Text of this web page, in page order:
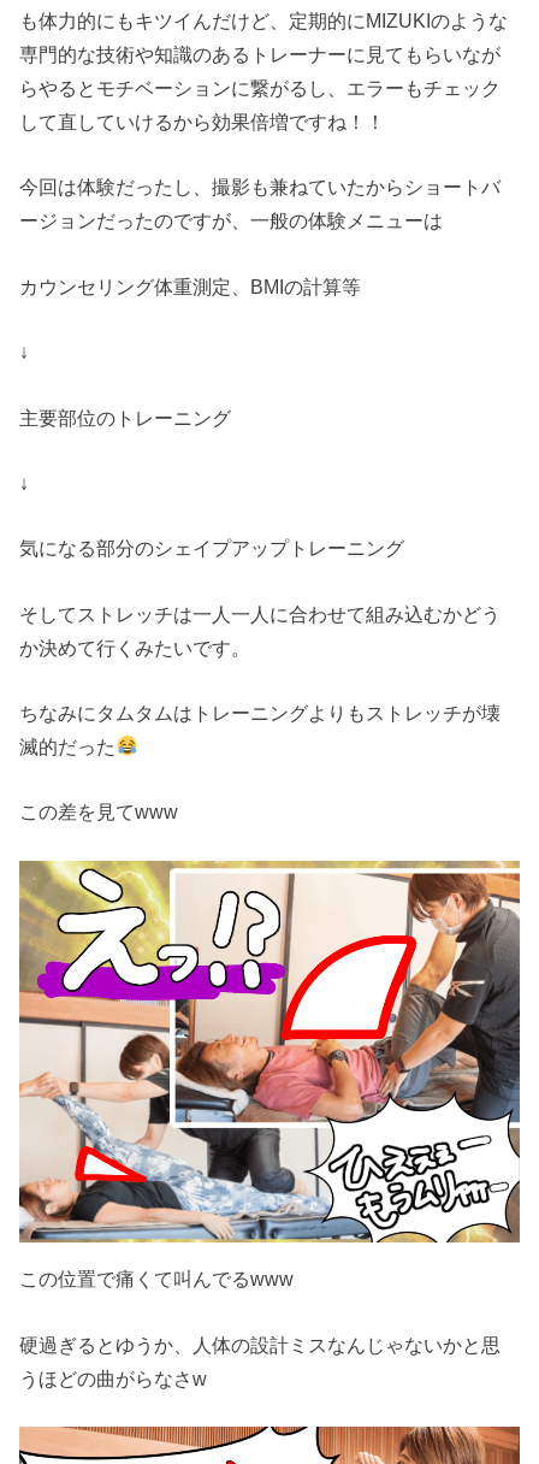
も体力的にもキツイんだけど、定期的にMIZUKIのような
専門的な技術や知識のあるトレーナーに見てもらいなが
らやるとモチベーションに繋がるし、エラーもチェック
して直していけるから効果倍増ですね！！
今回は体験だったし、撮影も兼ねていたからショートバ
ージョンだったのですが、一般の体験メニューは
カウンセリング体重測定、BMIの計算等
↓
主要部位のトレーニング
↓
気になる部分のシェイプアップトレーニング
そしてストレッチは一人一人に合わせて組み込むかどう
か決めて行くみたいです。
ちなみにタムタムはトレーニングよりもストレッチが壊
滅的だった
この差を見てwww
この位置で痛くて叫んでるwww
硬過ぎるとゆうか、人体の設計ミスなんじゃないかと思
うほどの曲がらなさw